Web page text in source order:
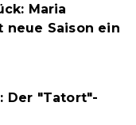
Maria
Saison ein
Der "Tatort"-